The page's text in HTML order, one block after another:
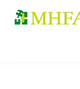
naar
naar